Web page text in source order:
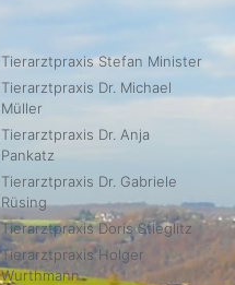
Tierarztpraxis Stefan Minister
Tierarztpraxis Dr. Michael
Müller
Tierarztpraxis Dr. Anja
Pankatz
Tierarztpraxis Dr. Gabriele
Rüsing
Tierarztpraxis Doris Stieglitz
Tierarztpraxis Holger
Wurthmann